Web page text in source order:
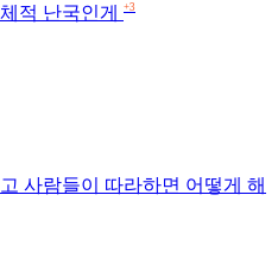
적 난국인게 +3
사람들이 따라하면 어떻게 해